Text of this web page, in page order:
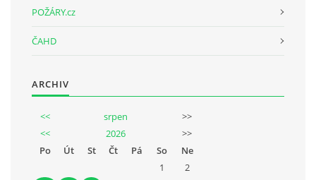
POŽÁRY.cz
ČAHD
ARCHIV
<< srpen
>>
<<
2026
>>
Po
Út St Čt Pá So
Ne
1
2